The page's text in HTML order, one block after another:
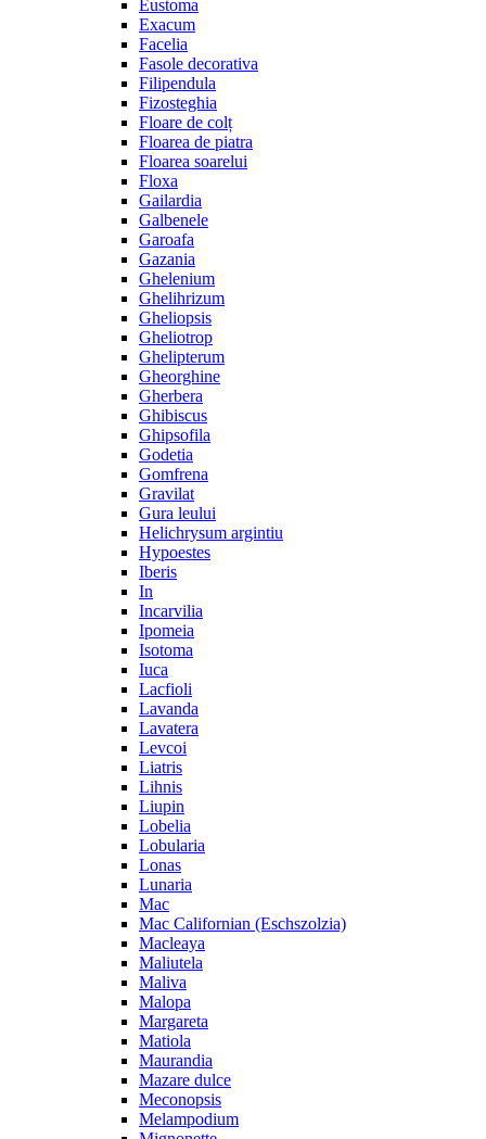
Eustoma
Exacum
Facelia
Fasole decorativa
Filipendula
Fizosteghia
Floare de colț
Floarea de piatra
Floarea soarelui
Floxa
Gailardia
Galbenele
Garoafa
Gazania
Ghelenium
Ghelihrizum
Gheliopsis
Gheliotrop
Ghelipterum
Gheorghine
Gherbera
Ghibiscus
Ghipsofila
Godetia
Gomfrena
Gravilat
Gura leului
Helichrysum argintiu
Hypoestes
Iberis
In
Incarvilia
Ipomeia
Isotoma
Iuca
Lacfioli
Lavanda
Lavatera
Levcoi
Liatris
Lihnis
Liupin
Lobelia
Lobularia
Lonas
Lunaria
Mac
Mac Californian (Eschszolzia)
Macleaya
Maliutela
Maliva
Malopa
Margareta
Matiola
Maurandia
Mazare dulce
Meconopsis
Melampodium